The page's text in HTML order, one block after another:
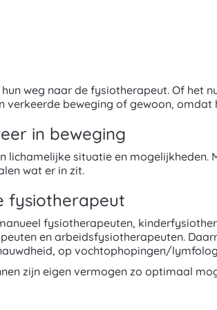
weg naar de fysiotherapeut. Of het
verkeerde beweging of gewoon,
in beweging
lichamelijke situatie en
wat er in zit.
fysiotherapeut
fysiotherapeuten,
en arbeidsfysiotherapeuten.
op vochtophopingen/
zijn eigen vermogen zo optimaal